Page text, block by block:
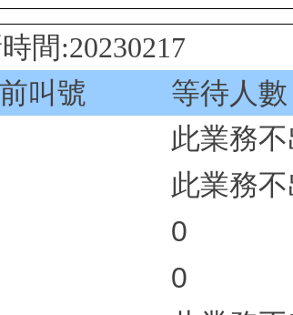
間:20230217
叫號
等待人數
此業務
此業務
0
0